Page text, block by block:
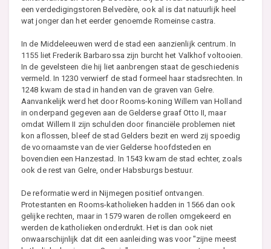
een verdedigingstoren Belvedère, ook al is dat natuurlijk heel
wat jonger dan het eerder genoemde Romeinse castra.
In de Middeleeuwen werd de stad een aanzienlijk centrum. In
1155 liet Frederik Barbarossa zijn burcht het Valkhof voltooien.
In de gevelsteen die hij liet aanbrengen staat de geschiedenis
vermeld. In 1230 verwierf de stad formeel haar stadsrechten. In
1248 kwam de stad in handen van de graven van Gelre.
Aanvankelijk werd het door Rooms-koning Willem van Holland
in onderpand gegeven aan de Gelderse graaf Otto II, maar
omdat Willem II zijn schulden door financiële problemen niet
kon aflossen, bleef de stad Gelders bezit en werd zij spoedig
de voornaamste van de vier Gelderse hoofdsteden en
bovendien een Hanzestad. In 1543 kwam de stad echter, zoals
ook de rest van Gelre, onder Habsburgs bestuur.
De reformatie werd in Nijmegen positief ontvangen.
Protestanten en Rooms-katholieken hadden in 1566 dan ook
gelijke rechten, maar in 1579 waren de rollen omgekeerd en
werden de katholieken onderdrukt. Het is dan ook niet
onwaarschijnlijk dat dit een aanleiding was voor "zijne meest